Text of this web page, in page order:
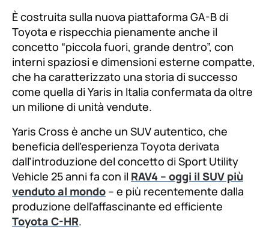
È costruita sulla nuova piattaforma GA-B di
Toyota e rispecchia pienamente anche il
concetto “piccola fuori, grande dentro”, con
interni spaziosi e dimensioni esterne compatte,
che ha caratterizzato una storia di successo
come quella di Yaris in Italia confermata da oltre
un milione di unità vendute.
Yaris Cross è anche un SUV autentico, che
beneficia dell’esperienza Toyota derivata
dall’introduzione del concetto di Sport Utility
Vehicle 25 anni fa con il RAV4 – oggi il SUV più
venduto al mondo – e più recentemente dalla
produzione dell’affascinante ed efficiente
Toyota C-HR.